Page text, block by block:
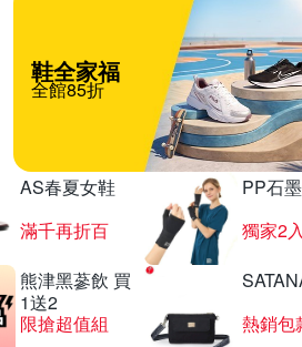
滿1件享95折
鞋全家福
全館85折
AS春夏女鞋
滿千再折百
PP石
獨家2
熊津黑蔘飲 買
1送2
限搶超值組
熱銷包